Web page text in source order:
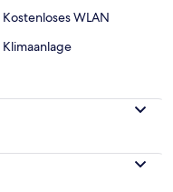
Kostenloses WLAN
Klimaanlage